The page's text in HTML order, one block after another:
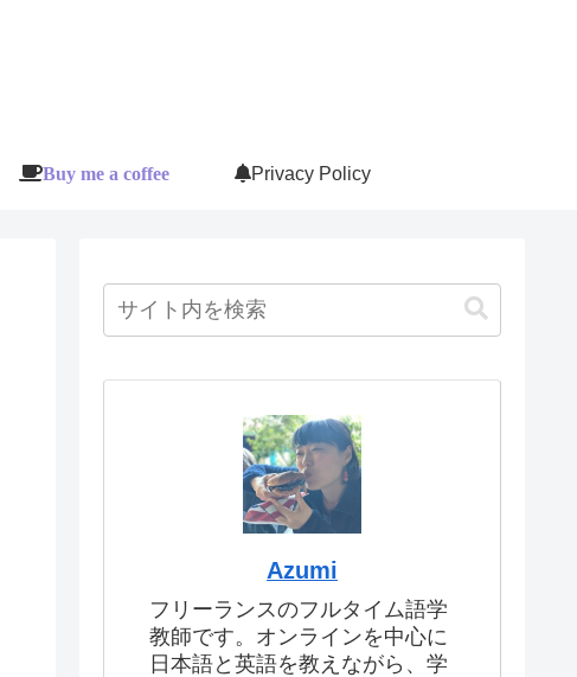
Buy me a coffee Privacy Policy
Azumi
フリーランスのフルタイム語学
教師です。オンラインを中心に
日本語と英語を教えながら、学